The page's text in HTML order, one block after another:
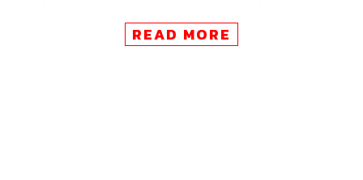
กระทรวงกันได้ วิษณุกล่าวว่า สามารถทำได้ สลับอธิบดี สลับ
ปลัดกระทรวง โดยขึ้นอยู่กับเจ้ากระทรวงแต่ละกระทรวง และ
READ MORE